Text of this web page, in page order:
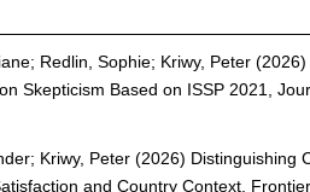
Redlin, Sophie; Kriwy, Peter
Skepticism Based on ISSP 2021,
Kriwy, Peter (2026)
and Country Context.